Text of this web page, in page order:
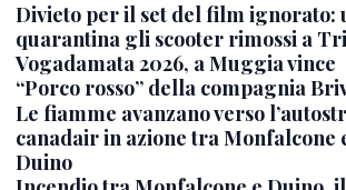
Divieto per il set del film ignorato:
quarantina gli scooter rimossi a
Vogadamata 2026, a Muggia vince
“Porco rosso” della compagnia
Le fiamme avanzano verso
canadair in azione tra Monfalcone
Duino